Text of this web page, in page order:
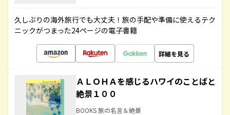
久しぶりの海外旅行でも大丈夫！旅の手配や準備に使えるテク
ニックがつまった24ページの電子書籍
詳細を見る
ＡＬＯＨＡを感じるハワイのことばと
絶景１００
BOOKS 旅の名言＆絶景